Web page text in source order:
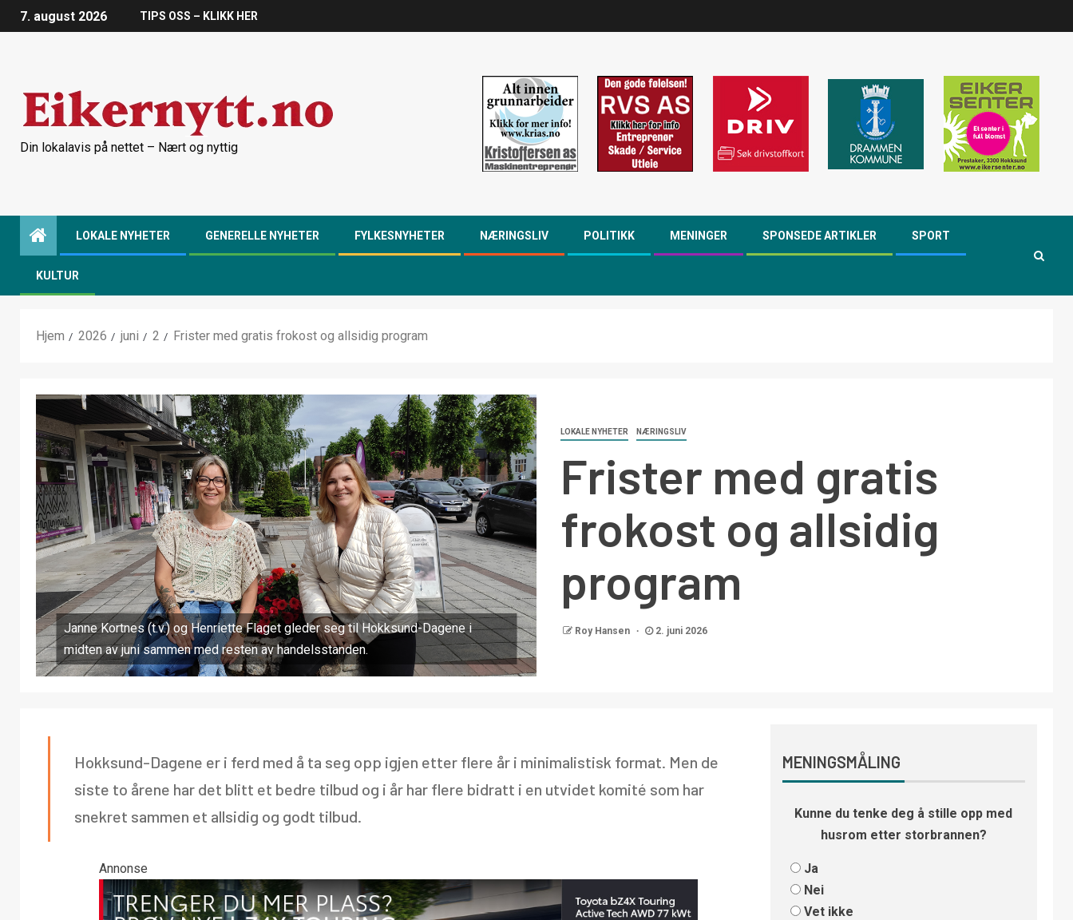
7. august 2026 TIPS OSS – KLIKK HER
Din lokalavis på nettet – Nært og nyttig
LOKALE NYHETER GENERELLE NYHETER FYLKESNYHETER NÆRINGSLIV POLITIKK MENINGER SPONSEDE ARTIKLER SPORT
KULTUR
Hjem 2026 juni 2 Frister med gratis frokost og allsidig program
Janne Kortnes (t.v.) og Henriette Flaget gleder seg til Hokksund-Dagene i
midten av juni sammen med resten av handelsstanden.
LOKALE NYHETER NÆRINGSLIV
Frister med gratis
frokost og allsidig
program
Roy Hansen 2. juni 2026
Hokksund-Dagene er i ferd med å ta seg opp igjen etter flere år i minimalistisk format. Men de
siste to årene har det blitt et bedre tilbud og i år har flere bidratt i en utvidet komité som har
snekret sammen et allsidig og godt tilbud.
Annonse
MENINGSMÅLING
Kunne du tenke deg å stille opp med
husrom etter storbrannen?
Ja
Nei
Vet ikke